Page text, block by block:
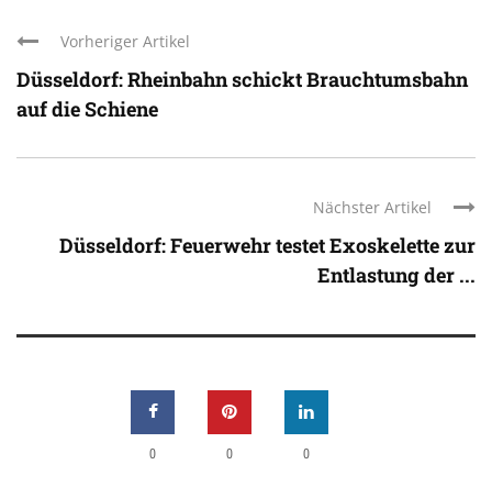
Vorheriger Artikel
Düsseldorf: Rheinbahn schickt Brauchtumsbahn
auf die Schiene
Nächster Artikel
Düsseldorf: Feuerwehr testet Exoskelette zur
Entlastung der ...
0 0 0